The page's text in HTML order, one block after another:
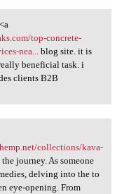
top-concrete-
nea...blog site. it is
beneficial task. i
clients B2B
collections/kava-
journey. As someone
delving into the to
eye-opening. From